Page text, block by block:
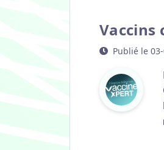
Vaccins
Publié le